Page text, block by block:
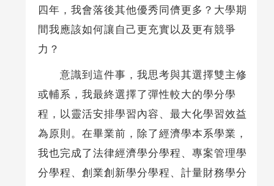
四年，我會落後其他優秀同儕更多？大學期
間我應該如何讓自己更充實以及更有競爭
力？
意識到這件事，我思考與其選擇雙主修
或輔系，我最終選擇了彈性較大的學分學
程，以靈活安排學習內容、最大化學習效益
為原則。在畢業前，除了經濟學本系學業，
我也完成了法律經濟學分學程、專案管理學
分學程、創業創新學分學程、計量財務學分